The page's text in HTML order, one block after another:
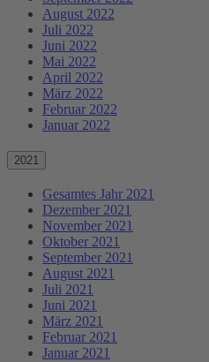
August 2022
Juli 2022
Juni 2022
Mai 2022
April 2022
März 2022
Februar 2022
Januar 2022
2021
Gesamtes Jahr 2021
Dezember 2021
November 2021
Oktober 2021
September 2021
August 2021
Juli 2021
Juni 2021
März 2021
Februar 2021
Januar 2021